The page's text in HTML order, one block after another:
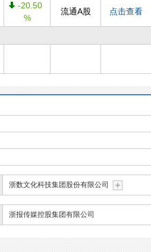
-20.50
%
流通A股 点击查看
浙数文化科技集团股份有限公司
浙报传媒控股集团有限公司